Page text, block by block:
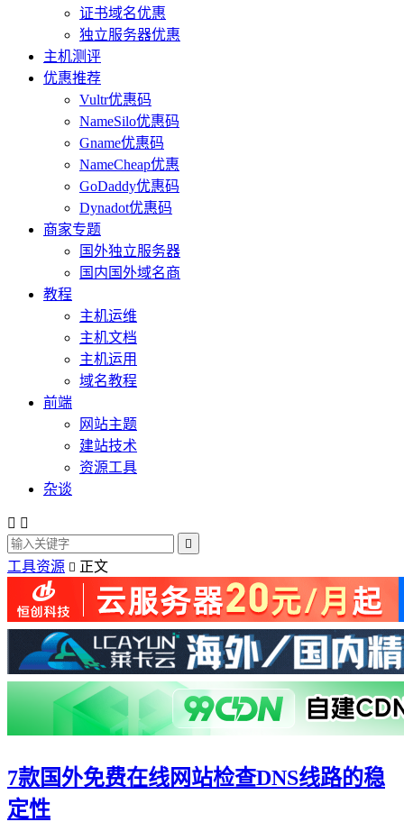
证书域名优惠
独立服务器优惠
主机测评
优惠推荐
Vultr优惠码
NameSilo优惠码
Gname优惠码
NameCheap优惠
GoDaddy优惠码
Dynadot优惠码
商家专题
国外独立服务器
国内国外域名商
教程
主机运维
主机文档
主机运用
域名教程
前端
网站主题
建站技术
资源工具
杂谈
 

工具资源  正文
7款国外免费在线网站检查DNS线路的稳
定性